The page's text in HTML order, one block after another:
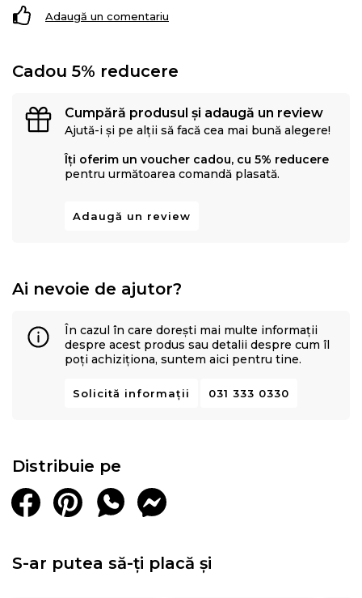
Suport super ortopedic
Durabilitate
Materiale hipoalergenice
Indicata pentru toate pozitiile de dormit: pe spate,
Structura saltea:
polipropilena
Inaltime saltea:
Salteaua este vidata si roluita. Cititi cu atentie
Adaugă un comentariu
Cadou 5% reducere
Cumpără produsul și adaugă un review
Ajută-i și pe alții să facă cea mai bună alegere!
Îți oferim un voucher cadou, cu 5% reducere
pentru următoarea comandă plasată.
Adaugă un review
Ai nevoie de ajutor?
În cazul în care dorești mai multe informații
despre acest produs sau detalii despre cum îl
poți achiziționa, suntem aici pentru tine.
Solicită informații 031 333 0330
Distribuie pe
S-ar putea să-ți placă și